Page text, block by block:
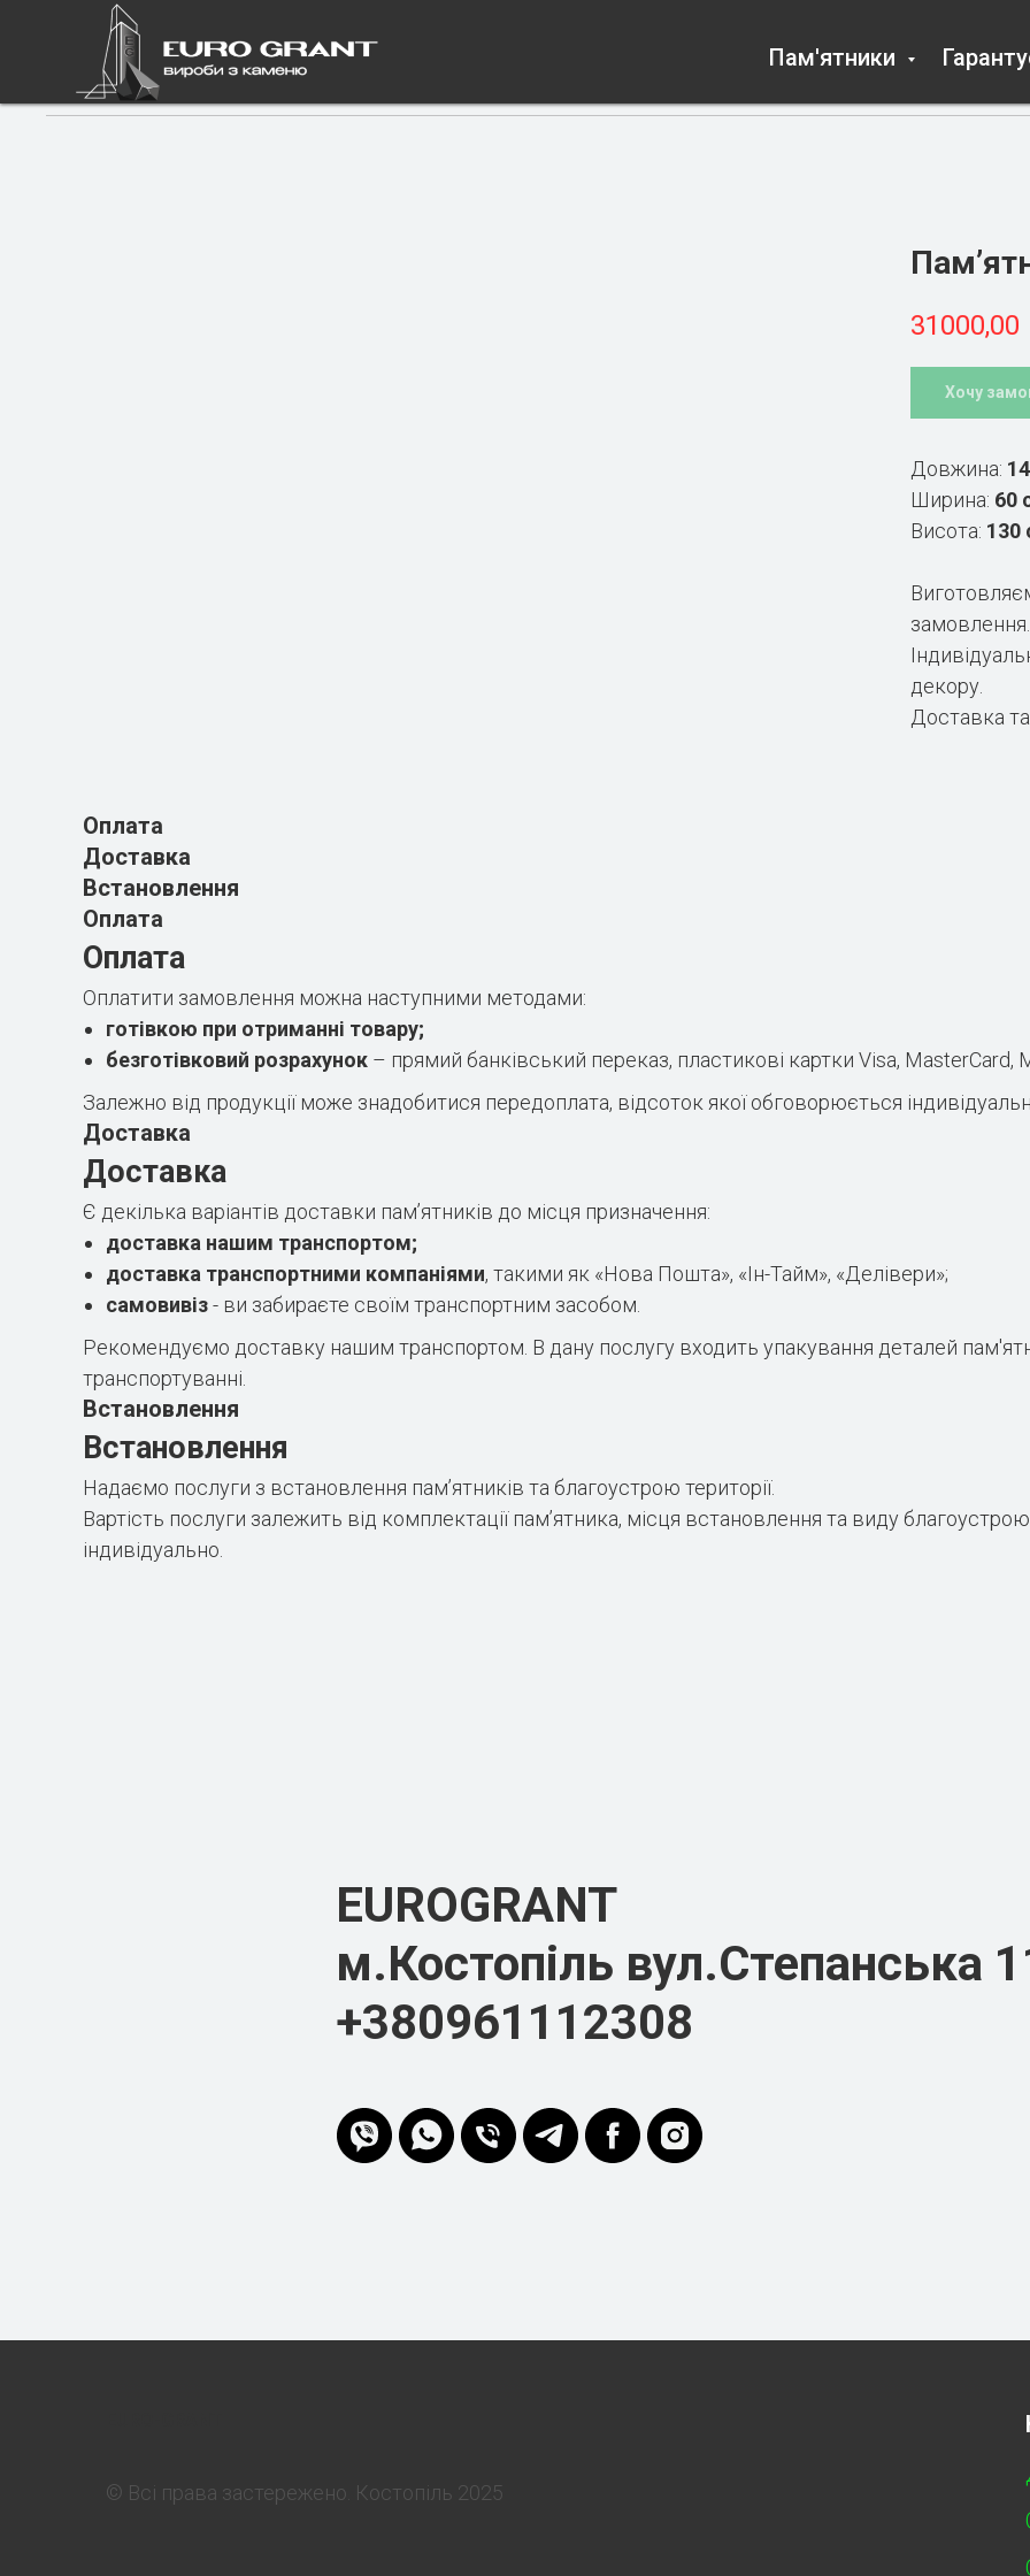
Пам'ятники
31000,00
Хочу
Довжина:
Ширина: 60
Висота: 130
замовлення.
декору.
Доставка
Оплата
Доставка
Встановлення
Оплата
Оплата
Оплатити замовлення можна наступними методами:
готівкою при отриманні товару;
безготівковий розрахунок – прямий банківський переказ, пластикові картки Visa, MasterCard,
Залежно від продукції може знадобитися передоплата, відсоток якої обговорюється
Доставка
Доставка
Є декілька варіантів доставки пам’ятників до місця призначення:
доставка нашим транспортом;
доставка транспортними компаніями, такими як «Нова Пошта», «Ін-Тайм», «Делівери»;
самовивіз- ви забираєте своїм транспортним засобом.
Рекомендуємо доставку нашим транспортом. В дану послугу входить упакування деталей
транспортуванні.
Встановлення
Встановлення
Надаємо послуги з встановлення пам’ятників та благоустрою території.
Вартість послуги залежить від комплектації пам’ятника, місця встановлення та виду
індивідуально.
EUROGRANT
м.Костопіль вул.Степанська
+380961112308
© Всі права застережено. Костопіль 2025